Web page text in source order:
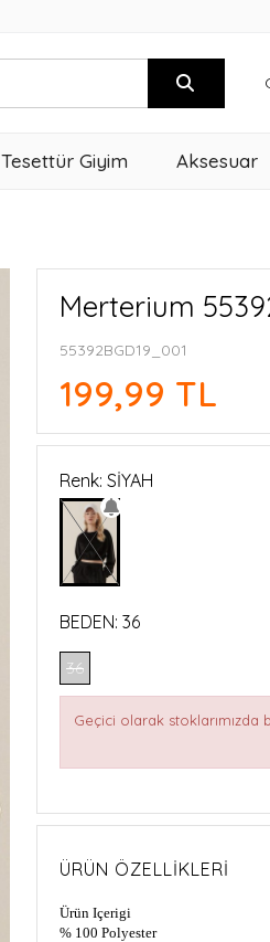
Tesettür Giyim Aksesuar
Merterium
55392BGD19_001
199,99 TL
Renk: SİYAH
BEDEN: 36
36
Geçici olarak stoklarımızda
ÜRÜN ÖZELLIKLERI
Ürün Içerigi
% 100 Polyester